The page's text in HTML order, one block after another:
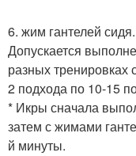
6. жим гантелей сидя.
Допускается
разных тренировках
2 подхода по 10-15
* Икры сначала
затем с жимами
й минуты.